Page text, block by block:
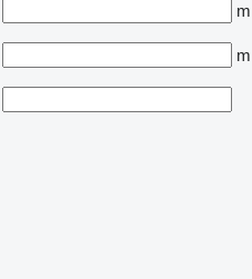
m
m